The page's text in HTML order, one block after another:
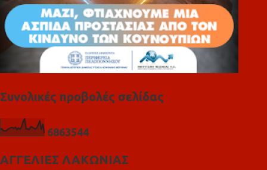
Συνολικές προβολές σελίδας
6863544
ΑΓΓΕΛΙΕΣ ΛΑΚΩΝΙΑΣ